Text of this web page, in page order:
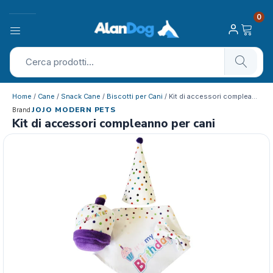
0
Home / Cane / Snack Cane / Biscotti per Cani / Kit di accessori compleanno per cani
Brand JOJO MODERN PETS
Kit di accessori compleanno per cani